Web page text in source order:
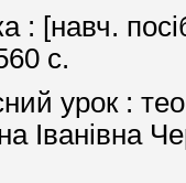
: [навч.
с.
урок :